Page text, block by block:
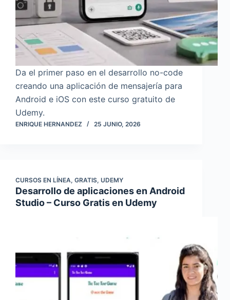
Da el primer paso en el desarrollo no-code
creando una aplicación de mensajería para
Android e iOS con este curso gratuito de
Udemy.
ENRIQUE HERNANDEZ 25 JUNIO, 2026
CURSOS EN LÍNEA, GRATIS, UDEMY
Desarrollo de aplicaciones en Android
Studio – Curso Gratis en Udemy